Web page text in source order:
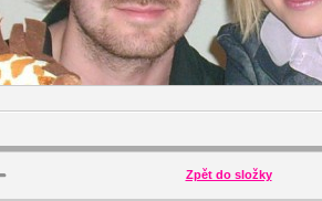
Zpět do složky